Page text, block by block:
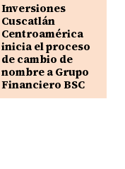
Inversiones
Cuscatlán
Centroamérica
inicia el proceso
de cambio de
nombre a Grupo
Financiero BSC